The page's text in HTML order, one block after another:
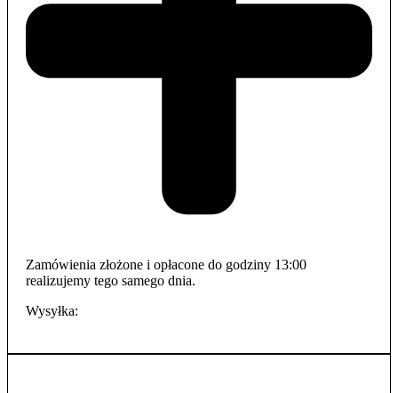
Zamówienia złożone i opłacone do godziny 13:00
realizujemy tego samego dnia.
Wysyłka: